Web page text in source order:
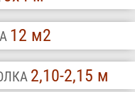
12 м2
2,10-2,15 м